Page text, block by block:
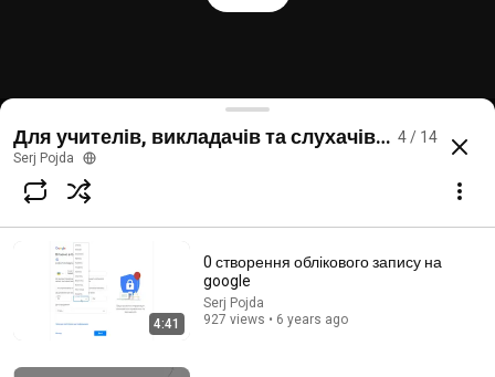
3 створення завдання у Google Class
@serjpojda7565
Subscribe
Comments
Comment...
Для учителів, викладачів та слухачів, які
4 / 14
Serj Pojda
4:41
0 створення облікового запису на
google
Serj Pojda
927 views • 6 years ago